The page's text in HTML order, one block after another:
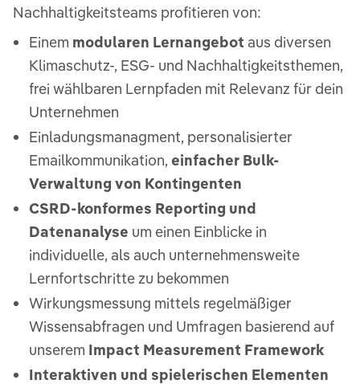
Nachhaltigkeitsteams profitieren von:
Einem modularen Lernangebot aus diversen
Klimaschutz-, ESG- und Nachhaltigkeitsthemen,
frei wählbaren Lernpfaden mit Relevanz für dein
Unternehmen
Einladungsmanagment, personalisierter
Emailkommunikation, einfacher Bulk-
Verwaltung von Kontingenten
CSRD-konformes Reporting und
Datenanalyse um einen Einblicke in
individuelle, als auch unternehmensweite
Lernfortschritte zu bekommen
Wirkungsmessung mittels regelmäßiger
Wissensabfragen und Umfragen basierend auf
unserem Impact Measurement Framework
Interaktiven und spielerischen Elementen